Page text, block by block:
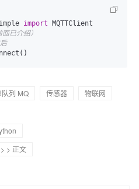
import
已介绍）
列 MQ 传感器
物联网
> > 正文